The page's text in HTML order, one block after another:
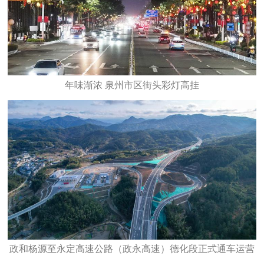
年味渐浓 泉州市区街头彩灯高挂
政和杨源至永定高速公路（政永高速）德化段正式通车运营